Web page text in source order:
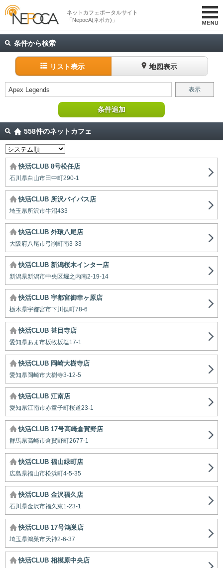
ネットカフェポータルサイト
「NepocA(ネポカ)」
条件から検索
リスト表示 地図表示
Apex Legends 表示
条件追加
558件のネットカフェ
快活CLUB 8号松任店
石川県白山市田中町290-1
快活CLUB 所沢バイパス店
埼玉県所沢市牛沼433
快活CLUB 外環八尾店
大阪府八尾市弓削町南3-33
快活CLUB 新潟桜木インター店
新潟県新潟市中央区堀之内南2-19-14
快活CLUB 宇都宮御幸ヶ原店
栃木県宇都宮市下川俣町78-6
快活CLUB 甚目寺店
愛知県あま市坂牧坂塩17-1
快活CLUB 岡崎大樹寺店
愛知県岡崎市大樹寺3-12-5
快活CLUB 江南店
愛知県江南市赤童子町桜道23-1
快活CLUB 17号高崎倉賀野店
群馬県高崎市倉賀野町2677-1
快活CLUB 福山緑町店
広島県福山市松浜町4-5-35
快活CLUB 金沢福久店
石川県金沢市福久東1-23-1
快活CLUB 17号鴻巣店
埼玉県鴻巣市天神2-6-37
快活CLUB 相模原中央店